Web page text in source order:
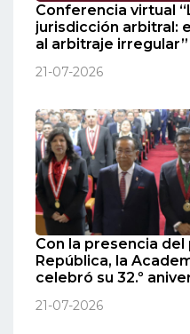
Conferencia virtual
jurisdicción arbitral:
al arbitraje irregular”
21-07-2026
Con la presencia
República, la
celebró su 32.º
21-07-2026